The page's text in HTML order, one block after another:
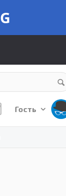
Гость